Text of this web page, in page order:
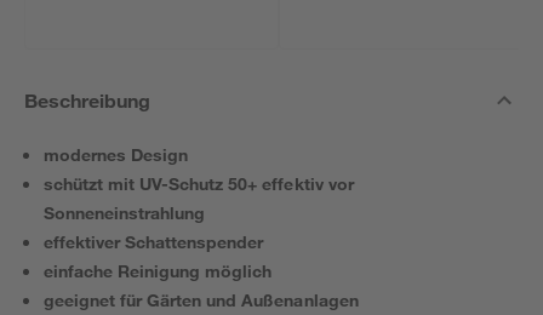
Beschreibung
modernes Design
schützt mit UV-Schutz 50+ effektiv vor
Sonneneinstrahlung
effektiver Schattenspender
einfache Reinigung möglich
geeignet für Gärten und Außenanlagen